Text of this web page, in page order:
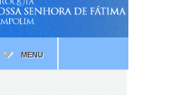
MENU